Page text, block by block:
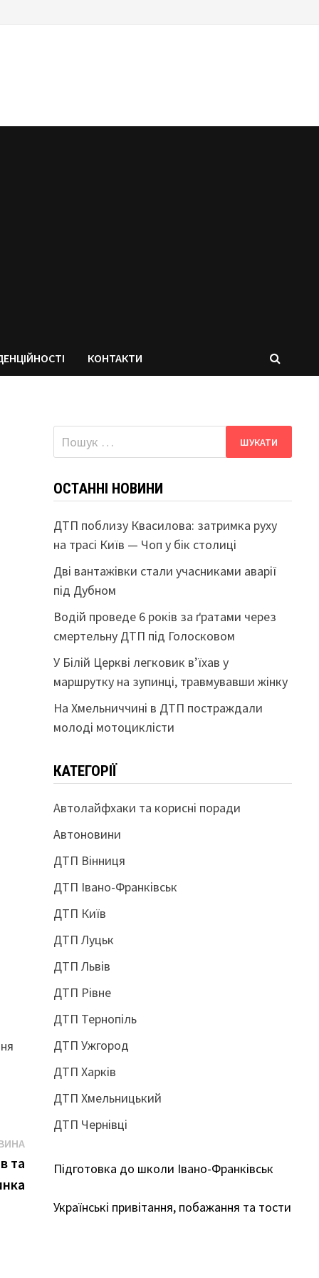
КОНТАКТИ
Наступна
новина:
та
Пошук:
ОСТАННІ НОВИНИ
ДТП поблизу Квасилова: затримка руху
на трасі Київ — Чоп у бік столиці
Дві вантажівки стали учасниками аварії
під Дубном
Водій проведе 6 років за ґратами через
смертельну ДТП під Голосковом
У Білій Церкві легковик в’їхав у
маршрутку на зупинці, травмувавши жінку
На Хмельниччині в ДТП постраждали
молоді мотоциклісти
КАТЕГОРІЇ
Автолайфхаки та корисні поради
Автоновини
ДТП Вінниця
ДТП Івано-Франківськ
ДТП Київ
ДТП Луцьк
ДТП Львів
ДТП Рівне
ДТП Тернопіль
ДТП Ужгород
ДТП Харків
ДТП Хмельницький
ДТП Чернівці
Підготовка до школи Івано-Франківськ
Українські привітання, побажання та тости